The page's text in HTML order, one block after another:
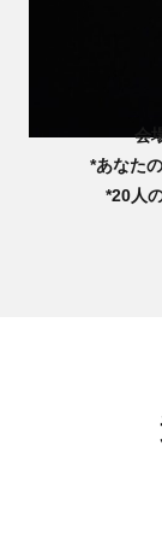
会
*あなた
*20人